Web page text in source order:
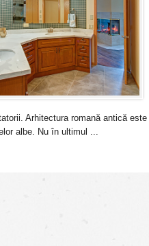
Arhitectura romană antică
albe. Nu în ultimul ...